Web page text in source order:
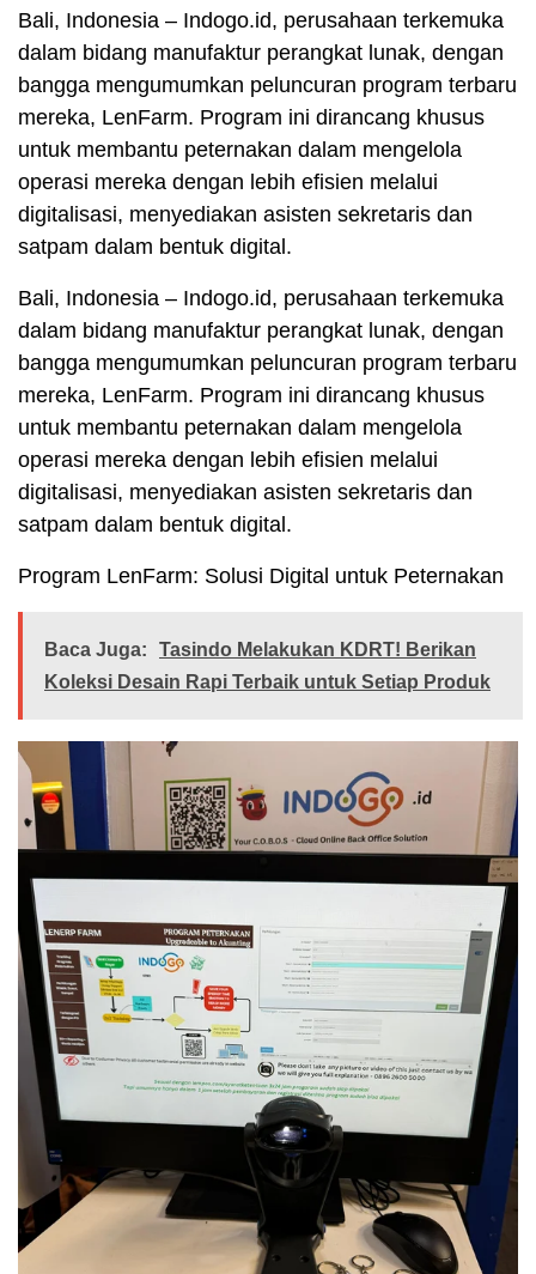
Bali, Indonesia – Indogo.id, perusahaan terkemuka
dalam bidang manufaktur perangkat lunak, dengan
bangga mengumumkan peluncuran program terbaru
mereka, LenFarm. Program ini dirancang khusus
untuk membantu peternakan dalam mengelola
operasi mereka dengan lebih efisien melalui
digitalisasi, menyediakan asisten sekretaris dan
satpam dalam bentuk digital.
Bali, Indonesia – Indogo.id, perusahaan terkemuka
dalam bidang manufaktur perangkat lunak, dengan
bangga mengumumkan peluncuran program terbaru
mereka, LenFarm. Program ini dirancang khusus
untuk membantu peternakan dalam mengelola
operasi mereka dengan lebih efisien melalui
digitalisasi, menyediakan asisten sekretaris dan
satpam dalam bentuk digital.
Program LenFarm: Solusi Digital untuk Peternakan
Baca Juga:
Tasindo Melakukan KDRT! Berikan
Koleksi Desain Rapi Terbaik untuk Setiap Produk